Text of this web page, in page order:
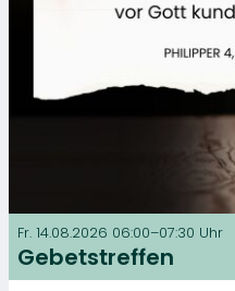
Fr. 14.08.2026 06:00–07:30 Uhr
Gebetstreffen